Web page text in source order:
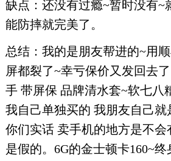
缺点：还没有过瘾~暂时没有~
能防摔就完美了。
总结：我的是朋友帮进的~用
屏都裂了~幸亏保价又发回去
手 带屏保 品牌清水套~软七八
我自己单独买的 我朋友自己就
你们实话 卖手机的地方是不
是假的。6G的金士顿卡160~终